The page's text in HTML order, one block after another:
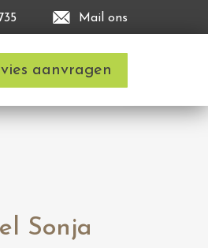
Mail ons
aanvragen
Sonja